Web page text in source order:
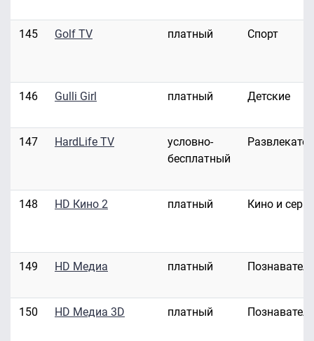
145 Golf TV платный Спорт
146 Gulli Girl платный Детские
147 HardLife TV
условно-
бесплатный
148 HD Кино 2 платный Кино и
149 HD Медиа платный
150 HD Медиа 3D платный